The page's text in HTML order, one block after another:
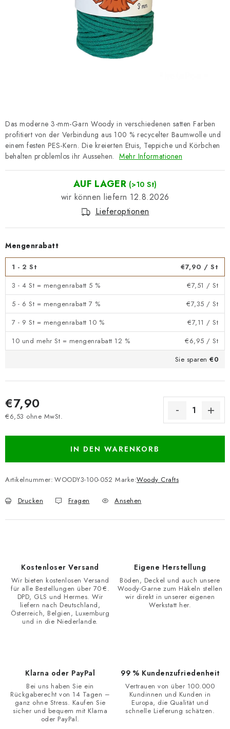
Datenschutzerklärung
Impressum
Das moderne 3-mm-Garn Woody in verschiedenen satten Farben
profitiert von der Verbindung aus 100 % recycelter Baumwolle und
einem festen PES-Kern. Die kreierten Etuis, Teppiche und Körbchen
behalten problemlos ihr Aussehen. Mehr Informationen
AUF LAGER (>10 St)
12.8.2026
Lieferoptionen
Mengenrabatt
1 - 2 St €7,90 / St
3 - 4 St = mengenrabatt 5 %
€7,51 / St
5 - 6 St = mengenrabatt 7 %
€7,35 / St
7 - 9 St = mengenrabatt 10 %
€7,11 / St
10 und mehr St = mengenrabatt 12 %
€6,95 / St
Sie sparen €0
€7,90
€6,53 ohne MwSt.
IN DEN WARENKORB
Artikelnummer: WOODY3-100-052 Marke:Woody Crafts
Drucken Fragen Ansehen
Kostenloser Versand
Wir bieten kostenlosen Versand
für alle Bestellungen über 70 €.
DPD, GLS und Hermes. Wir
liefern nach Deutschland,
Österreich, Belgien, Luxemburg
und in die Niederlande.
Eigene Herstellung
Böden, Deckel und auch unsere
Woody-Garne zum Häkeln stellen
wir direkt in unserer eigenen
Werkstatt her.
Klarna oder PayPal
Bei uns haben Sie ein
Rückgaberecht von 14 Tagen –
ganz ohne Stress. Kaufen Sie
sicher und bequem mit Klarna
oder PayPal.
99 % Kundenzufriedenheit
Vertrauen von über 100.000
Kundinnen und Kunden in
Europa, die Qualität und
schnelle Lieferung schätzen.